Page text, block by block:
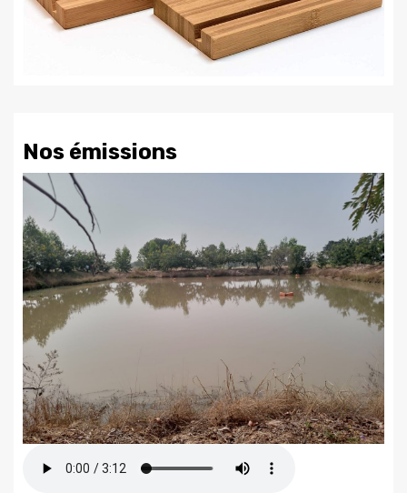
Nos émissions